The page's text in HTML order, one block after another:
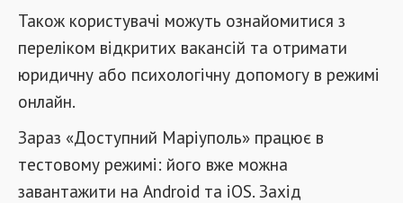
Також користувачі можуть ознайомитися з
переліком відкритих вакансій та отримати
юридичну або психологічну допомогу в режимі
онлайн.
Зараз «Доступний Маріуполь» працює в
тестовому режимі: його вже можна
завантажити на Аndroid та iOS. Захід